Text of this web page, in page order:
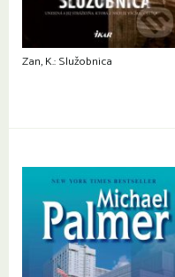
Zan, K.: Služobnica